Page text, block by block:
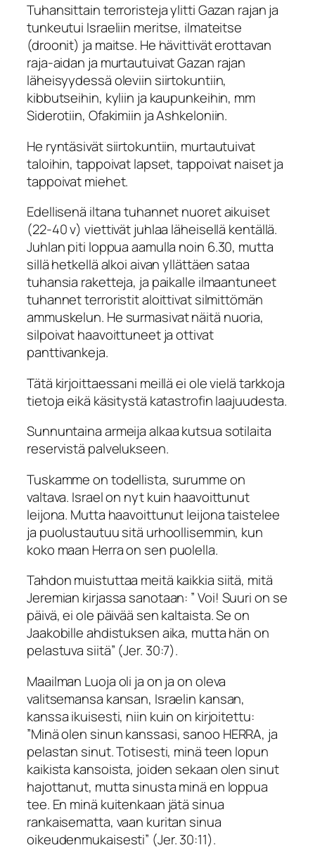
Tuhansittain terroristeja ylitti Gazan rajan ja
tunkeutui Israeliin meritse, ilmateitse
(droonit) ja maitse. He hävittivät erottavan
raja-aidan ja murtautuivat Gazan rajan
läheisyydessä oleviin siirtokuntiin,
kibbutseihin, kyliin ja kaupunkeihin, mm
Siderotiin, Ofakimiin ja Ashkeloniin.
He ryntäsivät siirtokuntiin, murtautuivat
taloihin, tappoivat lapset, tappoivat naiset ja
tappoivat miehet.
Edellisenä iltana tuhannet nuoret aikuiset
(22-40 v) viettivät juhlaa läheisellä kentällä.
Juhlan piti loppua aamulla noin 6.30, mutta
sillä hetkellä alkoi aivan yllättäen sataa
tuhansia raketteja, ja paikalle ilmaantuneet
tuhannet terroristit aloittivat silmittömän
ammuskelun. He surmasivat näitä nuoria,
silpoivat haavoittuneet ja ottivat
panttivankeja.
Tätä kirjoittaessani meillä ei ole vielä tarkkoja
tietoja eikä käsitystä katastrofin laajuudesta.
Sunnuntaina armeija alkaa kutsua sotilaita
reservistä palvelukseen.
Tuskamme on todellista, surumme on
valtava. Israel on nyt kuin haavoittunut
leijona. Mutta haavoittunut leijona taistelee
ja puolustautuu sitä urhoollisemmin, kun
koko maan Herra on sen puolella.
Tahdon muistuttaa meitä kaikkia siitä, mitä
Jeremian kirjassa sanotaan: ”Voi! Suuri on se
päivä, ei ole päivää sen kaltaista. Se on
Jaakobille ahdistuksen aika, mutta hän on
pelastuva siitä” (Jer. 30:7).
Maailman Luoja oli ja on ja on oleva
valitsemansa kansan, Israelin kansan,
kanssa ikuisesti, niin kuin on kirjoitettu:
”Minä olen sinun kanssasi, sanoo HERRA, ja
pelastan sinut. Totisesti, minä teen lopun
kaikista kansoista, joiden sekaan olen sinut
hajottanut, mutta sinusta minä en loppua
tee. En minä kuitenkaan jätä sinua
rankaisematta, vaan kuritan sinua
oikeudenmukaisesti” (Jer. 30:11).